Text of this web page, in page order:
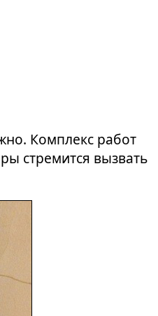
Комплекс работ
стремится вызвать